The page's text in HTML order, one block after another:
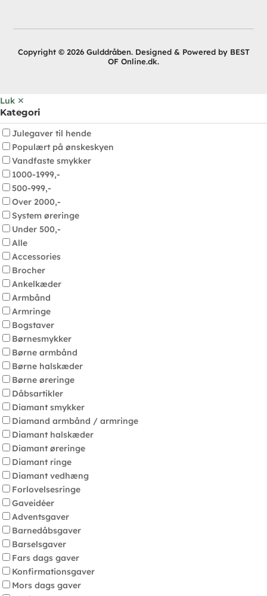
Copyright © 2026 Gulddråben. Designed & Powered by BEST
OF Online.dk.
Luk ✕
Kategori
Julegaver til hende
Populært på ønskeskyen
Vandfaste smykker
1000-1999,-
500-999,-
Over 2000,-
System øreringe
Under 500,-
Alle
Accessories
Brocher
Ankelkæder
Armbånd
Armringe
Bogstaver
Børnesmykker
Børne armbånd
Børne halskæder
Børne øreringe
Dåbsartikler
Diamant smykker
Diamand armbånd / armringe
Diamant halskæder
Diamant øreringe
Diamant ringe
Diamant vedhæng
Forlovelsesringe
Gaveidéer
Adventsgaver
Barnedåbsgaver
Barselsgaver
Fars dags gaver
Konfirmationsgaver
Mors dags gaver